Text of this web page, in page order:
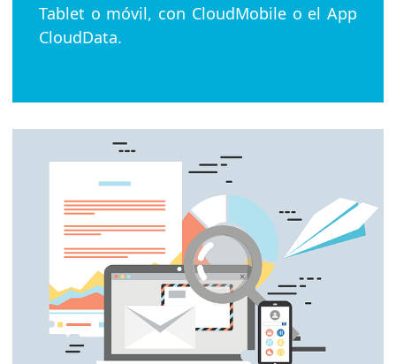
Tablet o móvil, con CloudMobile o el App
CloudData.